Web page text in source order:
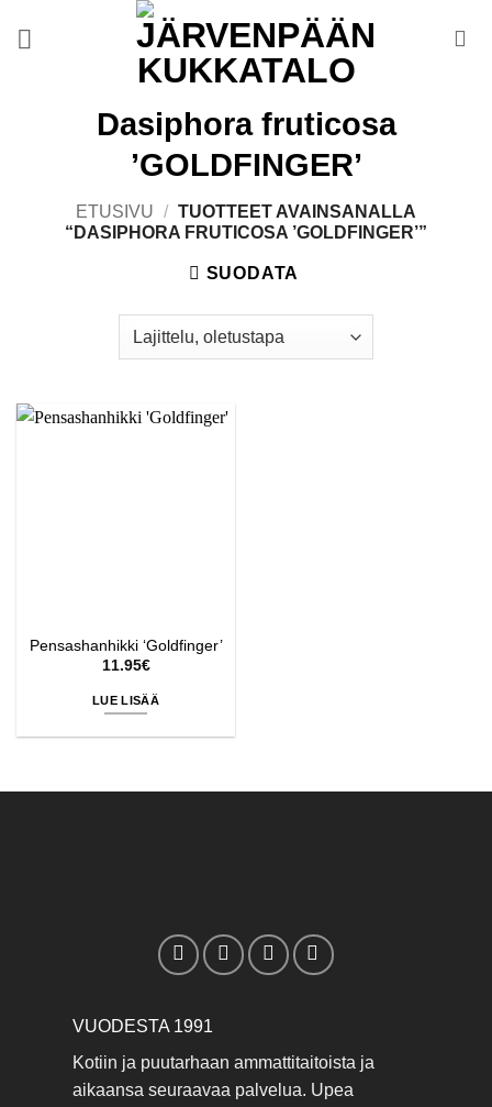
Dasiphora fruticosa
’GOLDFINGER’
ETUSIVU / TUOTTEET AVAINSANALLA
“DASIPHORA FRUTICOSA ’GOLDFINGER’”
SUODATA
Pensashanhikki ‘Goldfinger’
11.95€
LUE LISÄÄ
VUODESTA 1991
Kotiin ja puutarhaan ammattitaitoista ja
aikaansa seuraavaa palvelua. Upea